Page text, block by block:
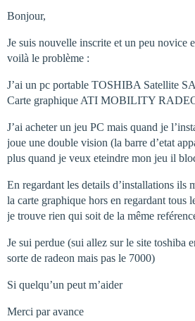
Bonjour,
Je suis nouvelle inscrite et un peu novice
voilà le problème :
J’ai un pc portable TOSHIBA Satellite
Carte graphique ATI MOBILITY
J’ai acheter un jeu PC mais quand je
joue une double vision (la barre d’etat
plus quand je veux eteindre mon jeu il
En regardant les details d’installations ils
la carte graphique hors en regardant tous
je trouve rien qui soit de la même
Je sui perdue (sui allez sur le site toshiba
sorte de radeon mais pas le 7000)
Si quelqu’un peut m’aider
Merci par avance